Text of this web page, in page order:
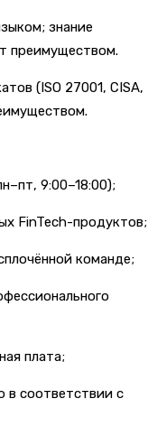
знание
преимуществом.
(ISO 27001, CISA,
9:00–18:00);
FinTech-продуктов;
команде;
плата;
в соответствии с